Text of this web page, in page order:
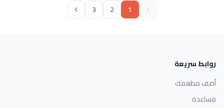
1
2
3
روابط سريعة
أضف مطعمك
مساعدة